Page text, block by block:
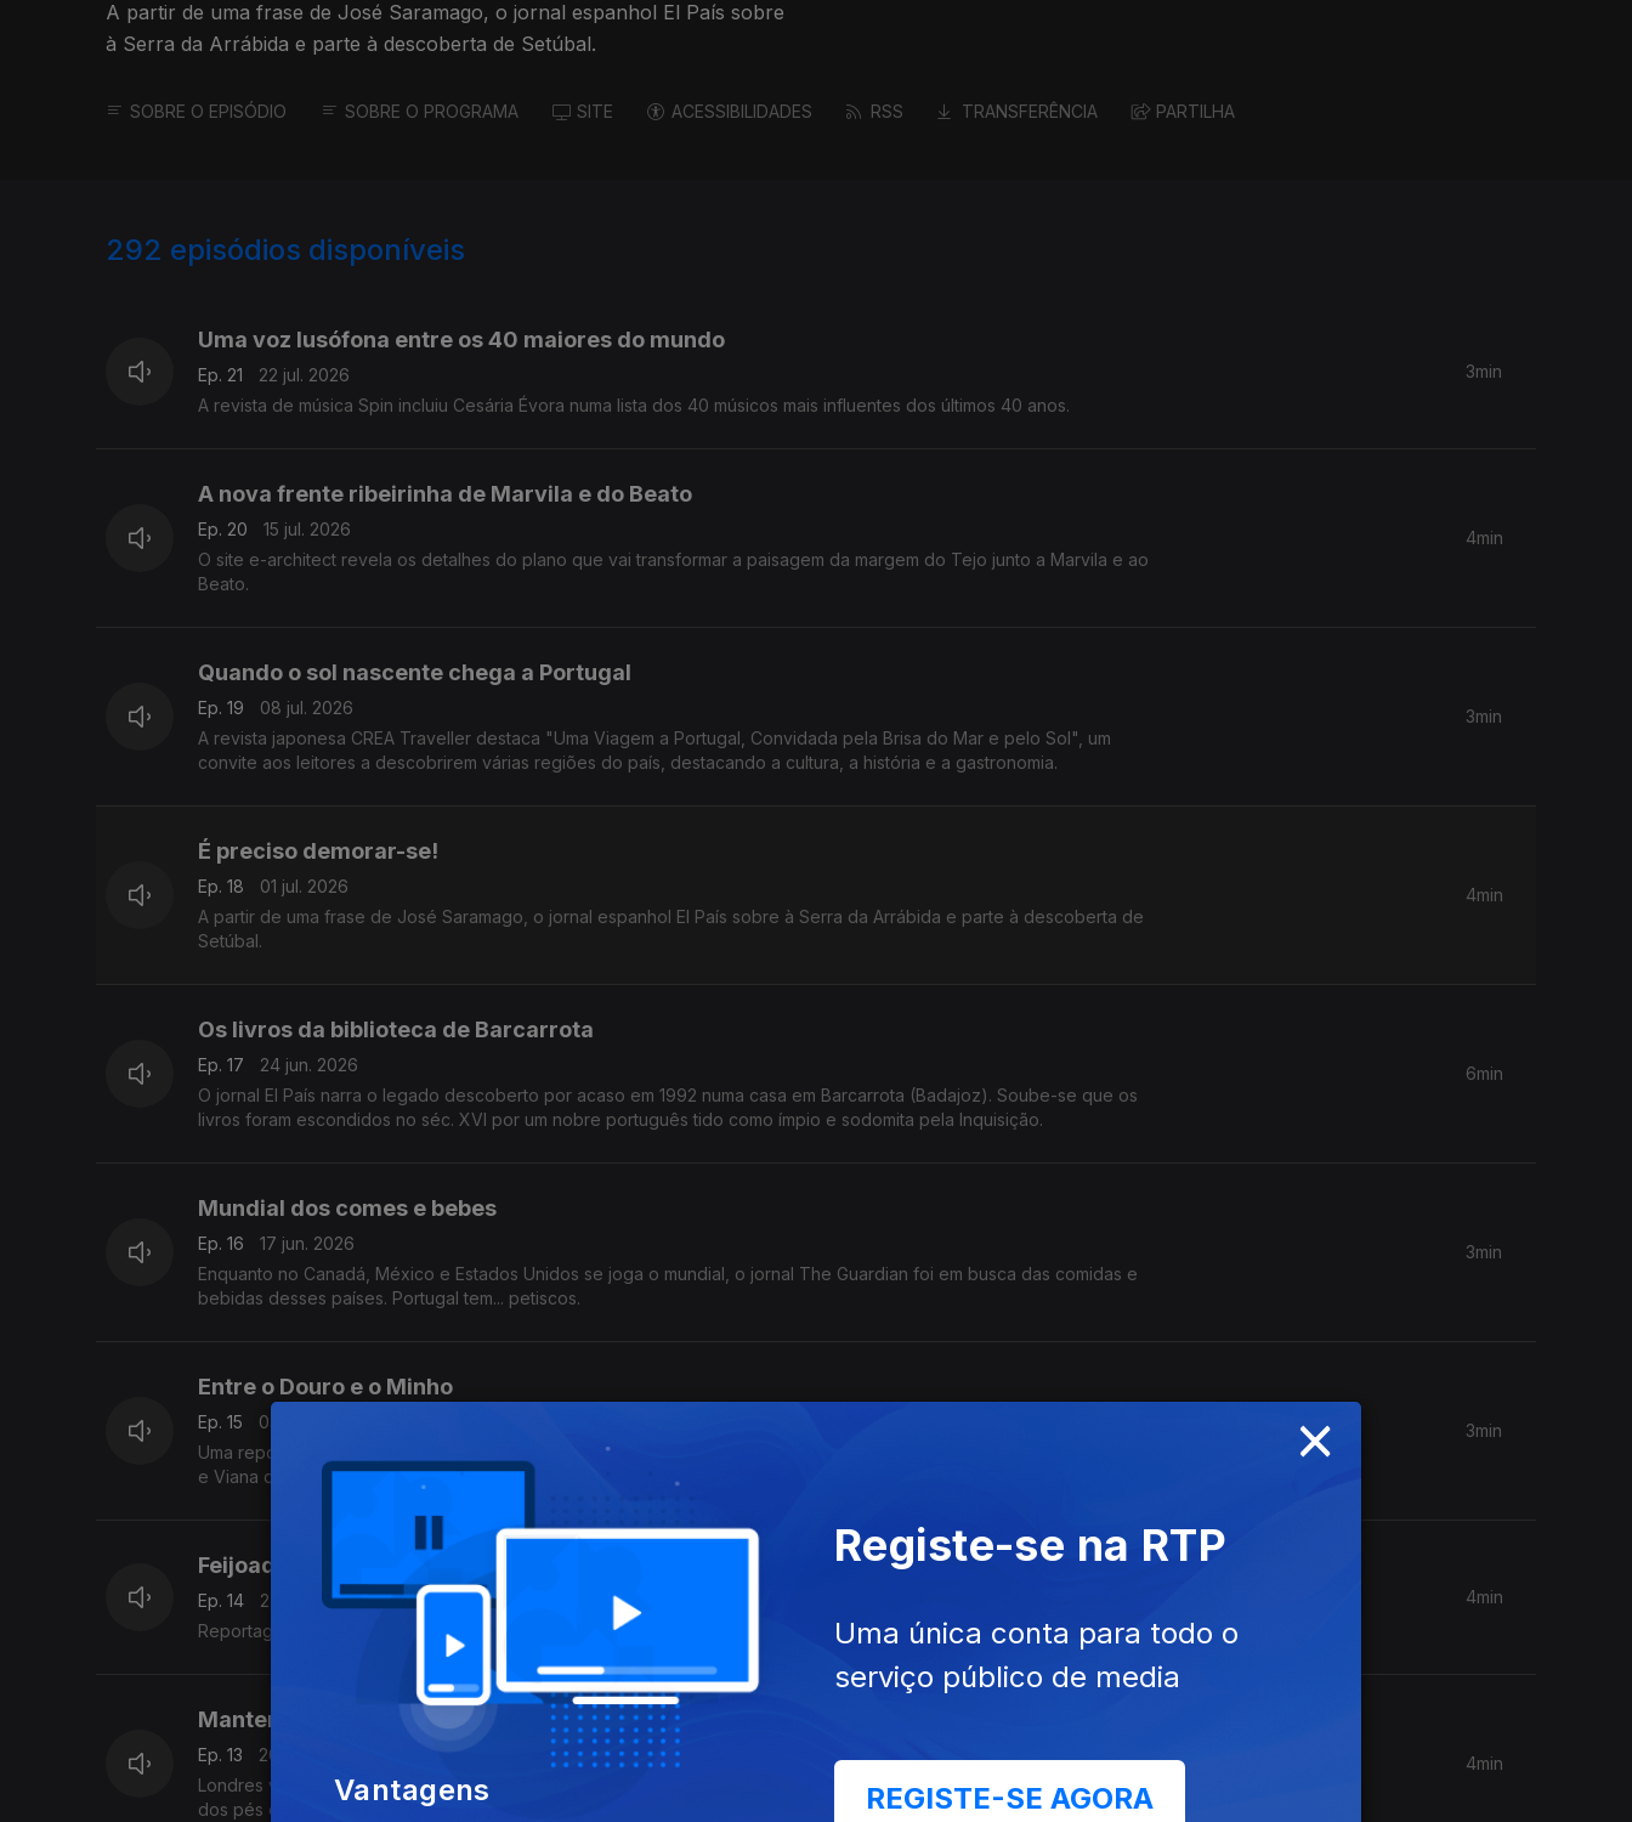
A partir de uma frase de José Saramago, o jornal espanhol El País sobre
à Serra da Arrábida e parte à descoberta de Setúbal.
SOBRE O EPISÓDIO SOBRE O PROGRAMA SITE ACESSIBILIDADES RSS TRANSFERÊNCIA PARTILHA
292 episódios disponíveis
Uma voz lusófona entre os 40 maiores do mundo
Ep. 21
22 jul. 2026
A revista de música Spin incluiu Cesária Évora numa lista dos 40 músicos mais influentes dos últimos 40 anos.
3min
A nova frente ribeirinha de Marvila e do Beato
Ep. 20
15 jul. 2026
O site e-architect revela os detalhes do plano que vai transformar a paisagem da margem do Tejo junto a Marvila e ao
Beato.
4min
Quando o sol nascente chega a Portugal
Ep. 19
08 jul. 2026
A revista japonesa CREA Traveller destaca "Uma Viagem a Portugal, Convidada pela Brisa do Mar e pelo Sol", um
convite aos leitores a descobrirem várias regiões do país, destacando a cultura, a história e a gastronomia.
3min
É preciso demorar-se!
Ep. 18
01 jul. 2026
A partir de uma frase de José Saramago, o jornal espanhol El País sobre à Serra da Arrábida e parte à descoberta de
Setúbal.
4min
Os livros da biblioteca de Barcarrota
Ep. 17
24 jun. 2026
O jornal El País narra o legado descoberto por acaso em 1992 numa casa em Barcarrota (Badajoz). Soube-se que os
livros foram escondidos no séc. XVI por um nobre português tido como ímpio e sodomita pela Inquisição.
6min
Mundial dos comes e bebes
Ep. 16
17 jun. 2026
Enquanto no Canadá, México e Estados Unidos se joga o mundial, o jornal The Guardian foi em busca das comidas e
bebidas desses países. Portugal tem... petiscos.
3min
Entre o Douro e o Minho
Ep. 15
03 jun. 2026
Uma reportagem do jornal El País com um guia para o que comer e beber em Valença do Minho, Ponte de Lima, Braga
e Viana do Castelo, onde se incluiu o vinho verde sem qualquer adstringência.
3min
Feijoada portuguesa
Ep. 14
27 mai. 2026
Reportagem no Jornal The Guardian sobre feijoada portuguesa.
4min
Manter vivo o nome dela
Ep. 13
20 mai. 2026
Londres vai receber um concerto para celebrar o legado de Cesária Évora e o jonal Guardian revisita a história da diva
dos pés descalços.
4min
×
Vantagens
Registe-se na RTP
Uma única conta para todo o
serviço público de media
REGISTE-SE AGORA